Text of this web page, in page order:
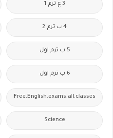
3 ع ترم 1
4 ب ترم 2
5 ب ترم اول
6 ب ترم اول
Free.English.exams.all.classes
Science